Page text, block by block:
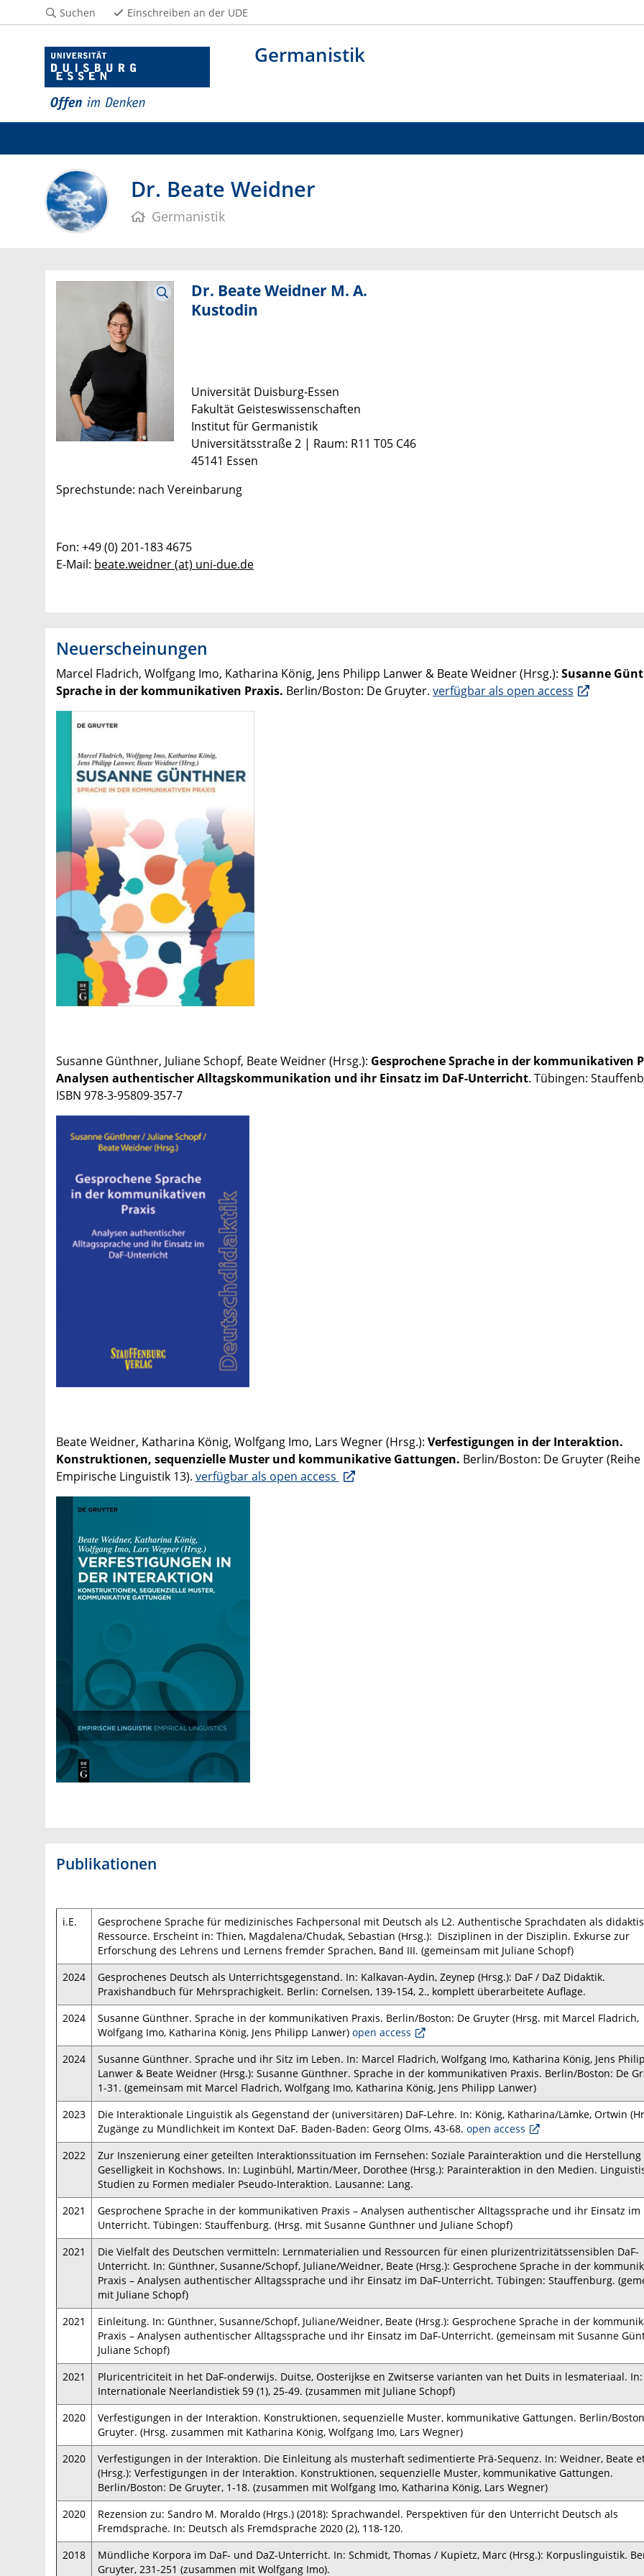
Germanistik
Suchen Einschreiben an der UDE
Dr. Beate Weidner
Germanistik
Dr. Beate Weidner M. A.
Kustodin
Universität Duisburg-Essen
Fakultät Geisteswissenschaften
Institut für Germanistik
Universitätsstraße 2 | Raum: R11 T05 C46
45141 Essen
Sprechstunde: nach Vereinbarung
Fon: +49 (0) 201-183 4675
E-Mail: beate.weidner (at) uni-due.de
Neuerscheinungen
Marcel Fladrich, Wolfgang Imo, Katharina König, Jens Philipp Lanwer & Beate Weidner (Hrsg.): Susanne
Sprache in der kommunikativen Praxis. Berlin/Boston: De Gruyter. verfügbar als open access
Susanne Günthner, Juliane Schopf, Beate Weidner (Hrsg.): Gesprochene Sprache in der kommunikativen
Analysen authentischer Alltagskommunikation und ihr Einsatz im DaF-Unterricht. Tübingen:
ISBN 978-3-95809-357-7
Beate Weidner, Katharina König, Wolfgang Imo, Lars Wegner (Hrsg.): Verfestigungen in der Interaktion.
Konstruktionen, sequenzielle Muster und kommunikative Gattungen. Berlin/Boston: De Gruyter (Reihe
Empirische Linguistik 13). verfügbar als open access
Publikationen
i.E.
Gesprochene Sprache für medizinisches Fachpersonal mit Deutsch als L2. Authentische Sprachdaten als
Ressource. Erscheint in: Thien, Magdalena/Chudak, Sebastian (Hrsg.): Disziplinen in der Disziplin. Exkurse zur
Erforschung des Lehrens und Lernens fremder Sprachen, Band III. (gemeinsam mit Juliane Schopf)
2024
Gesprochenes Deutsch als Unterrichtsgegenstand. In: Kalkavan-Aydin, Zeynep (Hrsg.): DaF / DaZ Didaktik.
Praxishandbuch für Mehrsprachigkeit. Berlin: Cornelsen, 139-154, 2., komplett überarbeitete Auflage.
2024
Susanne Günthner. Sprache in der kommunikativen Praxis. Berlin/Boston: De Gruyter (Hrsg. mit Marcel Fladrich,
Wolfgang Imo, Katharina König, Jens Philipp Lanwer) open access
2024
Susanne Günthner. Sprache und ihr Sitz im Leben. In: Marcel Fladrich, Wolfgang Imo, Katharina König, Jens
Lanwer & Beate Weidner (Hrsg.): Susanne Günthner. Sprache in der kommunikativen Praxis. Berlin/Boston: De
1-31. (gemeinsam mit Marcel Fladrich, Wolfgang Imo, Katharina König, Jens Philipp Lanwer)
2023
Die Interaktionale Linguistik als Gegenstand der (universitären) DaF-Lehre. In: König, Katharina/Lämke, Ortwin
Zugänge zu Mündlichkeit im Kontext DaF. Baden-Baden: Georg Olms, 43-68. open access
2022
Zur Inszenierung einer geteilten Interaktionssituation im Fernsehen: Soziale Parainteraktion und die Herstellung
Geselligkeit in Kochshows. In: Luginbühl, Martin/Meer, Dorothee (Hrsg.): Parainteraktion in den Medien.
Studien zu Formen medialer Pseudo-Interaktion. Lausanne: Lang.
2021
Gesprochene Sprache in der kommunikativen Praxis – Analysen authentischer Alltagssprache und ihr Einsatz im
Unterricht. Tübingen: Stauffenburg. (Hrsg. mit Susanne Günthner und Juliane Schopf)
2021
Die Vielfalt des Deutschen vermitteln: Lernmaterialien und Ressourcen für einen plurizentrizitätssensiblen DaF-
Unterricht. In: Günthner, Susanne/Schopf, Juliane/Weidner, Beate (Hrsg.): Gesprochene Sprache in der
Praxis – Analysen authentischer Alltagssprache und ihr Einsatz im DaF-Unterricht. Tübingen: Stauffenburg.
mit Juliane Schopf)
2021
Einleitung. In: Günthner, Susanne/Schopf, Juliane/Weidner, Beate (Hrsg.): Gesprochene Sprache in der
Praxis – Analysen authentischer Alltagssprache und ihr Einsatz im DaF-Unterricht. (gemeinsam mit Susanne
Juliane Schopf)
2021
Pluricentriciteit in het DaF-onderwijs. Duitse, Oosterijkse en Zwitserse varianten van het Duits in lesmateriaal. In:
Internationale Neerlandistiek 59 (1), 25-49. (zusammen mit Juliane Schopf)
2020
Verfestigungen in der Interaktion. Konstruktionen, sequenzielle Muster, kommunikative Gattungen. Berlin/
Gruyter. (Hrsg. zusammen mit Katharina König, Wolfgang Imo, Lars Wegner)
2020
Verfestigungen in der Interaktion. Die Einleitung als musterhaft sedimentierte Prä-Sequenz. In: Weidner, Beate
(Hrsg.): Verfestigungen in der Interaktion. Konstruktionen, sequenzielle Muster, kommunikative Gattungen.
Berlin/Boston: De Gruyter, 1-18. (zusammen mit Wolfgang Imo, Katharina König, Lars Wegner)
2020
Rezension zu: Sandro M. Moraldo (Hrgs.) (2018): Sprachwandel. Perspektiven für den Unterricht Deutsch als
Fremdsprache. In: Deutsch als Fremdsprache 2020 (2), 118-120.
2018
Mündliche Korpora im DaF- und DaZ-Unterricht. In: Schmidt, Thomas / Kupietz, Marc (Hrsg.): Korpuslinguistik.
Gruyter, 231-251 (zusammen mit Wolfgang Imo).